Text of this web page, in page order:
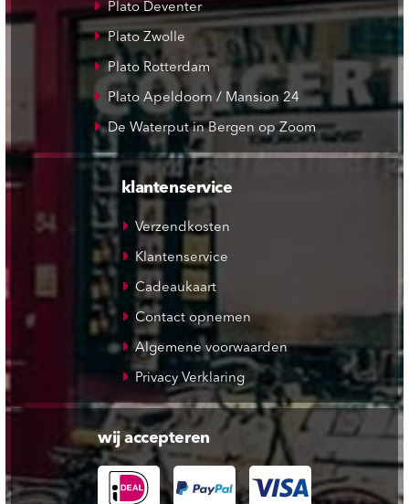
Plato Deventer
Plato Zwolle
Plato Rotterdam
Plato Apeldoorn / Mansion 24
De Waterput in Bergen op Zoom
klantenservice
Verzendkosten
Klantenservice
Cadeaukaart
Contact opnemen
Algemene voorwaarden
Privacy Verklaring
wij accepteren